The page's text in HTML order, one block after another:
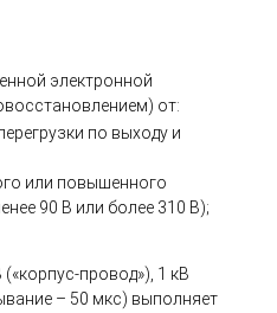
электронной
от:
по выходу и
или повышенного
90 В или более 310 В);
провод»), 1 кВ
– 50 мкс) выполняет